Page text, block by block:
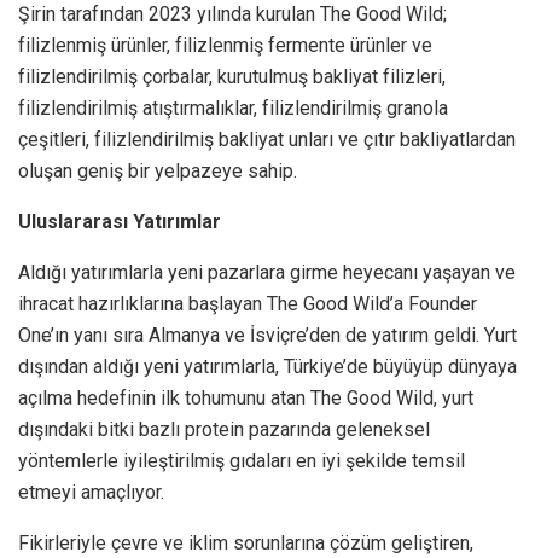
Şirin tarafından 2023 yılında kurulan The Good Wild;
filizlenmiş ürünler, filizlenmiş fermente ürünler ve
filizlendirilmiş çorbalar, kurutulmuş bakliyat filizleri,
filizlendirilmiş atıştırmalıklar, filizlendirilmiş granola
çeşitleri, filizlendirilmiş bakliyat unları ve çıtır bakliyatlardan
oluşan geniş bir yelpazeye sahip.
Uluslararası Yatırımlar
Aldığı yatırımlarla yeni pazarlara girme heyecanı yaşayan ve
ihracat hazırlıklarına başlayan The Good Wild’a Founder
One’ın yanı sıra Almanya ve İsviçre’den de yatırım geldi. Yurt
dışından aldığı yeni yatırımlarla, Türkiye’de büyüyüp dünyaya
açılma hedefinin ilk tohumunu atan The Good Wild, yurt
dışındaki bitki bazlı protein pazarında geleneksel
yöntemlerle iyileştirilmiş gıdaları en iyi şekilde temsil
etmeyi amaçlıyor.
Fikirleriyle çevre ve iklim sorunlarına çözüm geliştiren,